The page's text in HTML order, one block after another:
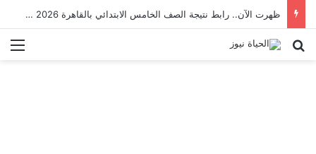
ظهرت الآن.. رابط نتيجة الصف الخامس الابتدائي بالقاهرة 2026 بالرقم القومي
بحث عن